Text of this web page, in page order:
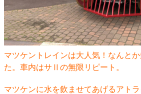
マツケントレインは大人気！なんと
た。車内はサⅡの無限リピート。
マツケンに水を飲ませてあげるアト